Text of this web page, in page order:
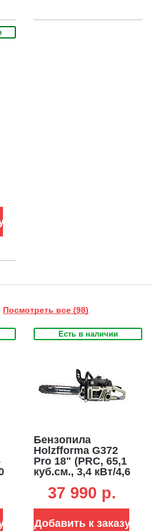
Посмотреть все (98)
Есть в наличии
Бензопила
Holzfforma G372
Pro 18" (PRC, 65,1
куб.см., 3,4 кВт/4,6
68E, Walbro
Carburetor, 6,4 кг.)
37 990 p.
Добавить к заказу